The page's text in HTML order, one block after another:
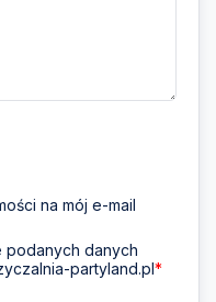
na mój e-mail
podanych danych
partyland.pl*